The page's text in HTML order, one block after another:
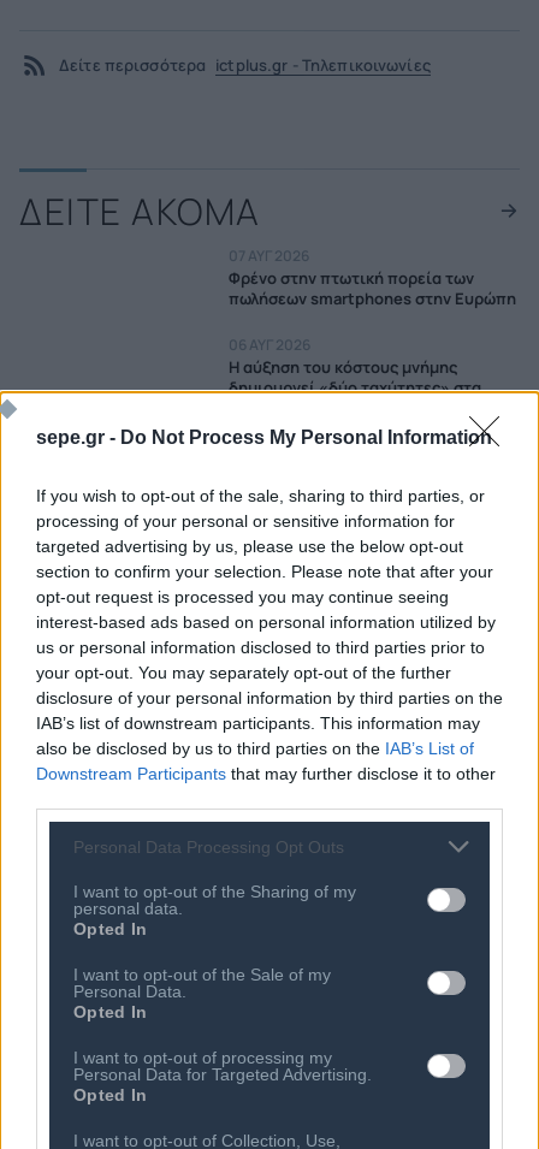
sepe.gr - Do Not Process My Personal Information
If you wish to opt-out of the sale, sharing to third parties, or
processing of your personal or sensitive information for
targeted advertising by us, please use the below opt-out
section to confirm your selection. Please note that after your
opt-out request is processed you may continue seeing
interest-based ads based on personal information utilized by
us or personal information disclosed to third parties prior to
your opt-out. You may separately opt-out of the further
disclosure of your personal information by third parties on the
IAB’s list of downstream participants. This information may
also be disclosed by us to third parties on the IAB’s List of
Downstream Participants that may further disclose it to other
Personal Data Processing Opt Outs
I want to opt-out of the Sharing of my
personal data.
Opted In
I want to opt-out of the Sale of my
Personal Data.
Opted In
I want to opt-out of processing my
Personal Data for Targeted Advertising.
Opted In
I want to opt-out of Collection, Use,
Δείτε περισσότερα ictplus.gr - Τηλεπικοινωνίες
ΔΕΙΤΕ ΑΚΟΜΑ
07 ΑΥΓ 2026
Φρένο στην πτωτική πορεία των
πωλήσεων smartphones στην Ευρώπη
06 ΑΥΓ 2026
Η αύξηση του κόστους μνήμης
δημιουργεί «δύο ταχύτητες» στα
04 ΑΥΓ 2026
τελευταίων 13 ετών η αγορά
smartphones
03 ΑΥΓ 2026
Ανάπτυξη 21% για τα αναδιπλούμενα
smartphones το 2026
31 ΙΟΥΛ 2026
Η COSMOTE TELEKOM στους
"Europe's Climate Leaders" των
Financial Times για 4η συνεχόμενη
χρονιά
30 ΙΟΥΛ 2026
Συμβούλιο Cyta: Απολογισμός
θητείας Φεβρουάριος 2024
Ποιος είναι ο ΣΕΠΕ
Αιρετά Όργανα